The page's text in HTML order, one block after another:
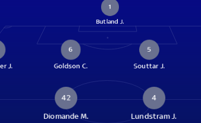
1
Butland J.
J.
6
Goldson C.
5
Souttar J.
42
Diomande M.
4
Lundstram J.